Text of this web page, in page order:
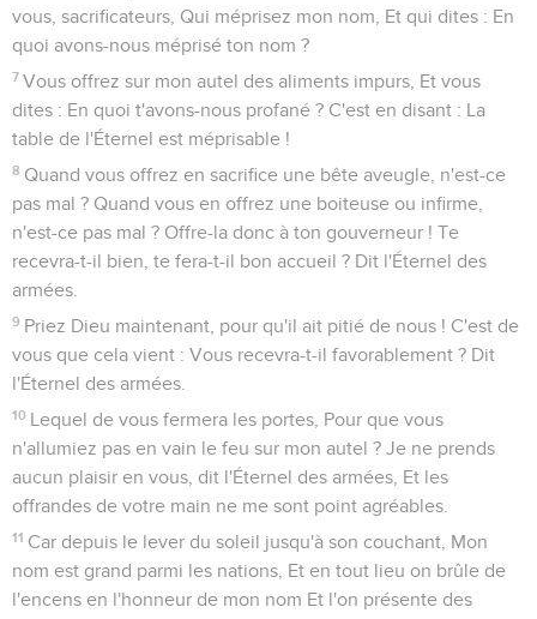
vous, sacrificateurs, Qui méprisez mon nom, Et qui dites : En
quoi avons-nous méprisé ton nom ?
7 Vous offrez sur mon autel des aliments impurs, Et vous
dites : En quoi t'avons-nous profané ? C'est en disant : La
table de l'Éternel est méprisable !
8 Quand vous offrez en sacrifice une bête aveugle, n'est-ce
pas mal ? Quand vous en offrez une boiteuse ou infirme,
n'est-ce pas mal ? Offre-la donc à ton gouverneur ! Te
recevra-t-il bien, te fera-t-il bon accueil ? Dit l'Éternel des
armées.
9 Priez Dieu maintenant, pour qu'il ait pitié de nous ! C'est de
vous que cela vient : Vous recevra-t-il favorablement ? Dit
l'Éternel des armées.
10 Lequel de vous fermera les portes, Pour que vous
n'allumiez pas en vain le feu sur mon autel ? Je ne prends
aucun plaisir en vous, dit l'Éternel des armées, Et les
offrandes de votre main ne me sont point agréables.
11 Car depuis le lever du soleil jusqu'à son couchant, Mon
nom est grand parmi les nations, Et en tout lieu on brûle de
l'encens en l'honneur de mon nom Et l'on présente des